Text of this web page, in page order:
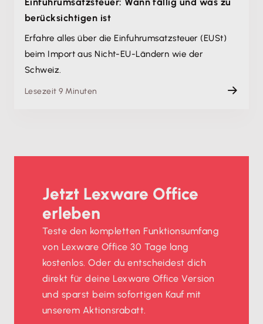
berücksichtigen ist
Erfahre alles über die Einfuhrumsatzsteuer (EUSt)
beim Import aus Nicht-EU-Ländern wie der
Schweiz.
Lesezeit 9 Minuten
Jetzt Lexware Office
erleben
Teste den kompletten Funktionsumfang
von Lexware Office 30 Tage lang
kostenlos. Oder du entscheidest dich
direkt für deine Lexware Office Version
und sparst beim sofortigen Kauf mit
unserem Aktionsrabatt.